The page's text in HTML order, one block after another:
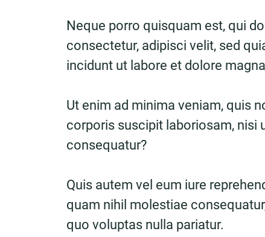
Neque porro quisquam est, qui
consectetur, adipisci velit, sed
incidunt ut labore et dolore
Ut enim ad minima veniam, quis
corporis suscipit laboriosam, nisi
consequatur?
Quis autem vel eum iure
quam nihil molestiae
quo voluptas nulla pariatur.